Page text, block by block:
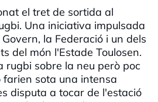
el tret de sortida al
Una iniciativa impulsada
la Federació i un dels
del món l'Estade Toulosen.
rugbi sobre la neu però poc
sota una intensa
disputa a tocar de l'estació